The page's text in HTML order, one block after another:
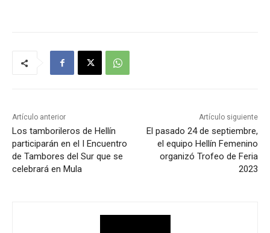
Artículo anterior
Los tamborileros de Hellín
participarán en el I Encuentro
de Tambores del Sur que se
celebrará en Mula
Artículo siguiente
El pasado 24 de septiembre,
el equipo Hellín Femenino
organizó Trofeo de Feria
2023